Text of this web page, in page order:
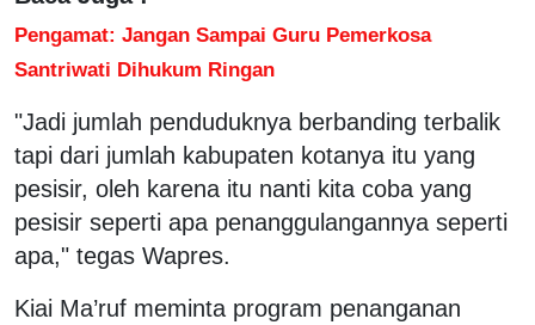
Pengamat: Jangan Sampai Guru Pemerkosa
Santriwati Dihukum Ringan
"Jadi jumlah penduduknya berbanding terbalik
tapi dari jumlah kabupaten kotanya itu yang
pesisir, oleh karena itu nanti kita coba yang
pesisir seperti apa penanggulangannya seperti
apa," tegas Wapres.
Kiai Ma’ruf meminta program penanganan